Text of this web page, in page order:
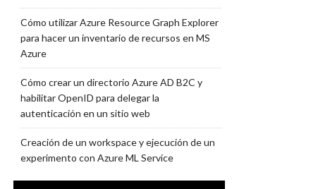
Cómo utilizar Azure Resource Graph Explorer
para hacer un inventario de recursos en MS
Azure
Cómo crear un directorio Azure AD B2C y
habilitar OpenID para delegar la
autenticación en un sitio web
Creación de un workspace y ejecución de un
experimento con Azure ML Service